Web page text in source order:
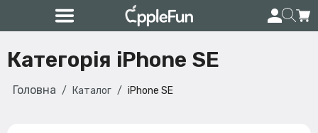
Категорія iPhone SE
Головна Каталог iPhone SE